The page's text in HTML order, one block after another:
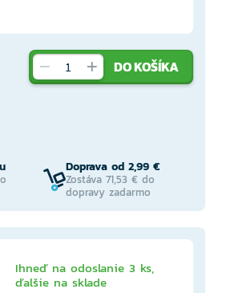
DO KOŠÍKA
Doprava od 2,99 €
Zostáva 71,53 € do
dopravy zadarmo
Ihneď na odoslanie 3 ks,
ďalšie na sklade